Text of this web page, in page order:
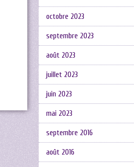
octobre 2023
septembre 2023
août 2023
juillet 2023
juin 2023
mai 2023
septembre 2016
août 2016